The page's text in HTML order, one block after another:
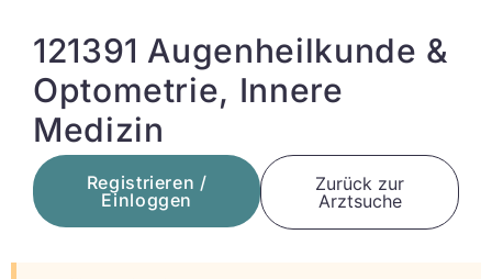
121391 Augenheilkunde &
Optometrie, Innere
Medizin
Registrieren /
Einloggen
Zurück zur
Arztsuche